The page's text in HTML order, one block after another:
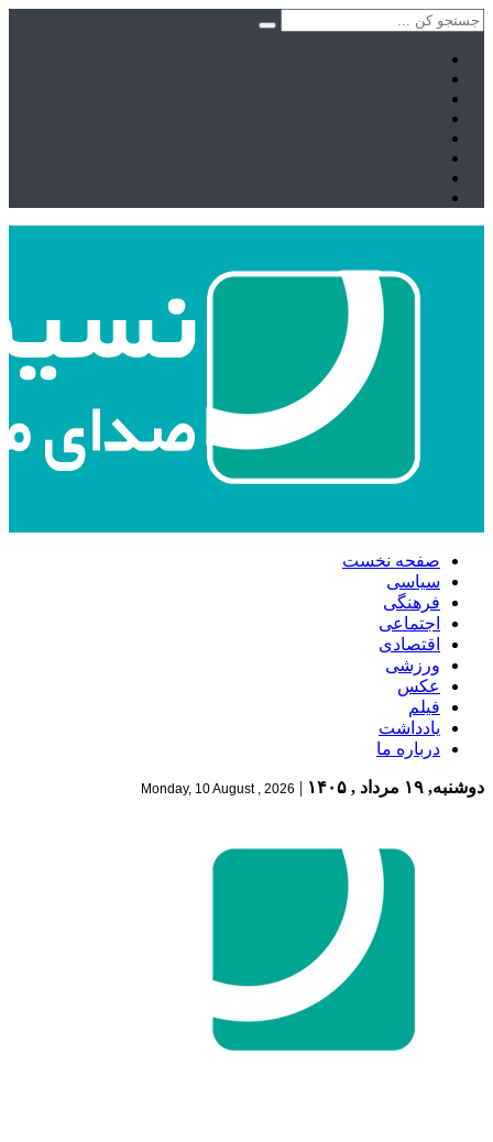
صفحه نخست
سیاسی
فرهنگی
اجتماعی
اقتصادی
ورزشی
عکس
فیلم
یادداشت
درباره ما
دوشنبه, ۱۹ مرداد , ۱۴۰۵ |
Monday, 10 August , 2026